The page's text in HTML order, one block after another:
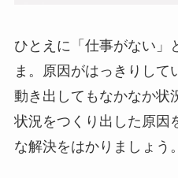
ひとえに「仕事がない」
ま。原因がはっきりして
動き出してもなかなか状
状況をつくり出した原因
な解決をはかりましょう。